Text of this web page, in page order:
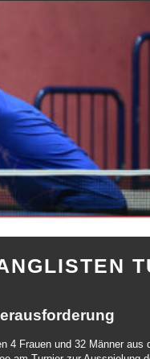
4 Frauen und 32 Männer aus